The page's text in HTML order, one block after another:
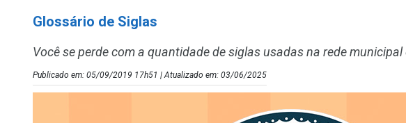
Glossário de Siglas
Você se perde com a quantidade de siglas usadas na rede municipal
Publicado em: 05/09/2019 17h51 | Atualizado em: 03/06/2025